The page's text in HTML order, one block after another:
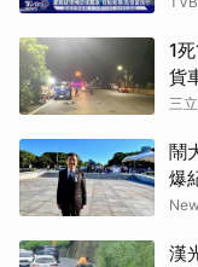
1
貨
三
鬧
爆
漢